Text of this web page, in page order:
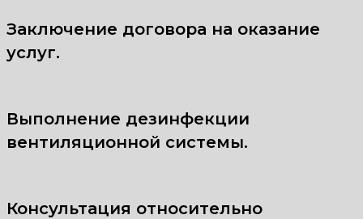
Заключение договора на оказание
услуг.
Выполнение дезинфекции
вентиляционной системы.
Консультация относительно